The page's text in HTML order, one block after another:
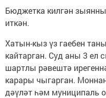
Бюджетка килгән
иткән.
Хатын-кыз үз гаебен
кайтарган. Суд аны 3 ел
шартлы рәвештә
карары чыгарган.
дәүләт һәм муниципаль